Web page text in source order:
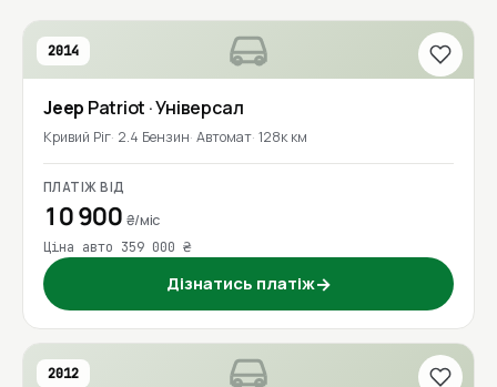
2014
Jeep Patriot · Універсал
Кривий Ріг 2.4 Бензин Автомат 128к км
ПЛАТІЖ ВІД
10 900 ₴/міс
Ціна авто 359 000 ₴
Дізнатись платіж→
2012